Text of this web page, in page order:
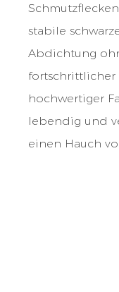
stabile
Abdichtung
hochwertiger
lebendig und
einen Hauch